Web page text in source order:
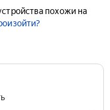
похожи на